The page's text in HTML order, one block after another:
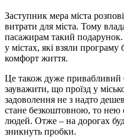
Заступник мера міста
витрати для міста. Тому
пасажирам такий
у містах, які взяли програму
комфорт життя.
Це також дуже привабливий
зауважити, що проїзд у
задоволення не з надто
стане безкоштовною, то нею
людей. Отже – на дорогах
зникнуть пробки.